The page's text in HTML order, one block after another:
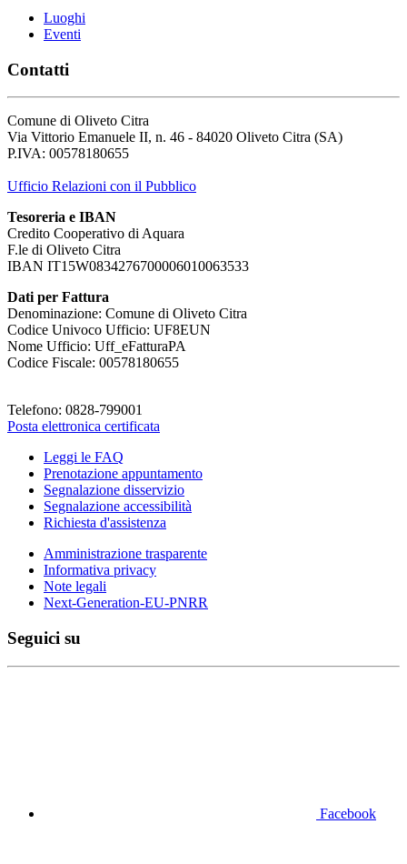
Luoghi
Eventi
Contatti
Comune di Oliveto Citra
Via Vittorio Emanuele II, n. 46 - 84020 Oliveto Citra (SA)
P.IVA: 00578180655
Ufficio Relazioni con il Pubblico
Tesoreria e IBAN
Credito Cooperativo di Aquara
F.le di Oliveto Citra
IBAN IT15W0834276700006010063533
Dati per Fattura
Denominazione: Comune di Oliveto Citra
Codice Univoco Ufficio: UF8EUN
Nome Ufficio: Uff_eFatturaPA
Codice Fiscale: 00578180655
Telefono: 0828-799001
Posta elettronica certificata
Leggi le FAQ
Prenotazione appuntamento
Segnalazione disservizio
Segnalazione accessibilità
Richiesta d'assistenza
Amministrazione trasparente
Informativa privacy
Note legali
Next-Generation-EU-PNRR
Seguici su
Facebook